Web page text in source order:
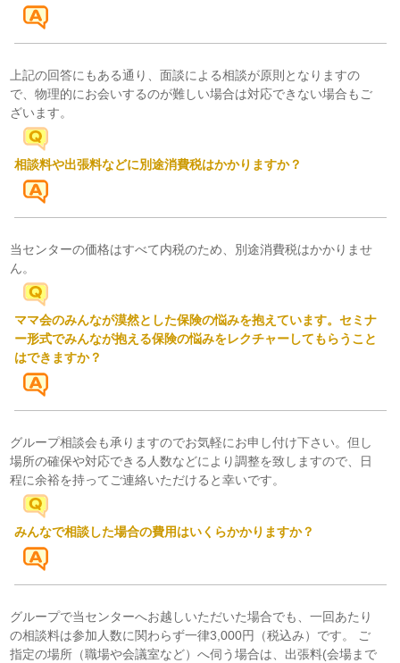
上記の回答にもある通り、面談による相談が原則となりますの
で、物理的にお会いするのが難しい場合は対応できない場合もご
ざいます。
相談料や出張料などに別途消費税はかかりますか？
当センターの価格はすべて内税のため、別途消費税はかかりませ
ん。
ママ会のみんなが漠然とした保険の悩みを抱えています。セミナ
ー形式でみんなが抱える保険の悩みをレクチャーしてもらうこと
はできますか？
グループ相談会も承りますのでお気軽にお申し付け下さい。但し
場所の確保や対応できる人数などにより調整を致しますので、日
程に余裕を持ってご連絡いただけると幸いです。
みんなで相談した場合の費用はいくらかかりますか？
グループで当センターへお越しいただいた場合でも、一回あたり
の相談料は参加人数に関わらず一律3,000円（税込み）です。 ご
指定の場所（職場や会議室など）へ伺う場合は、出張料(会場まで